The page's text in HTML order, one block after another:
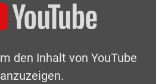
den Inhalt von YouTube
anzuzeigen.